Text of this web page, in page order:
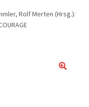
Rolf Merten (Hrsg.):